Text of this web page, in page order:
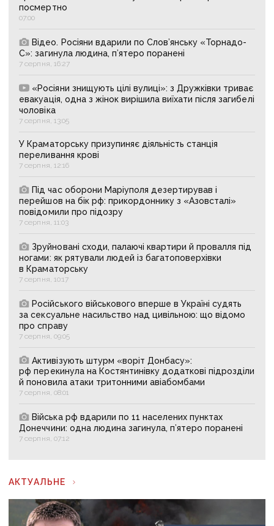
посмертно
07:00
Відео. Росіяни вдарили по Слов’янську «Торнадо-
С»: загинула людина, п’ятеро поранені
7 серпня, 16:27
«Росіяни знищують цілі вулиці»: з Дружківки триває
евакуація, одна з жінок вирішила виїхати після загибелі
чоловіка
7 серпня, 13:05
У Краматорську призупиняє діяльність станція
переливання крові
7 серпня, 12:16
Під час оборони Маріуполя дезертирував і
перейшов на бік рф: прикордоннику з «Азовсталі»
повідомили про підозру
7 серпня, 11:03
Зруйновані сходи, палаючі квартири й провалля під
ногами: як рятували людей із багатоповерхівки
в Краматорську
7 серпня, 10:17
Російського військового вперше в Україні судять
за сексуальне насильство над цивільною: що відомо
про справу
7 серпня, 09:05
Активізують штурм «воріт Донбасу»:
рф перекинула на Костянтинівку додаткові підрозділи
й поновила атаки тритонними авіабомбами
7 серпня, 08:01
Війська рф вдарили по 11 населених пунктах
Донеччини: одна людина загинула, п’ятеро поранені
7 серпня, 07:12
АКТУАЛЬНЕ